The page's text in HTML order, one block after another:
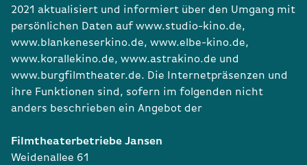
2021 aktualisiert und informiert über den Umgang mit
persönlichen Daten auf www.studio-kino.de,
www.blankeneserkino.de, www.elbe-kino.de,
www.korallekino.de, www.astrakino.de und
www.burgfilmtheater.de. Die Internetpräsenzen und
ihre Funktionen sind, sofern im folgenden nicht
anders beschrieben ein Angebot der
Filmtheaterbetriebe Jansen
Weidenallee 61